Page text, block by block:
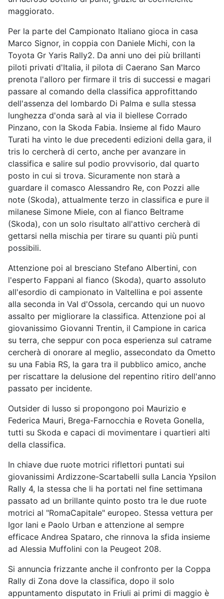
maggiorato.
Per la parte del Campionato Italiano gioca in casa
Marco Signor, in coppia con Daniele Michi, con la
Toyota Gr Yaris Rally2. Da anni uno dei più brillanti
piloti privati d'Italia, il pilota di Caerano San Marco
prenota l'alloro per firmare il tris di successi e magari
passare al comando della classifica approfittando
dell'assenza del lombardo Di Palma e sulla stessa
lunghezza d'onda sarà al via il biellese Corrado
Pinzano, con la Skoda Fabia. Insieme al fido Mauro
Turati ha vinto le due precedenti edizioni della gara, il
tris lo cercherà di certo, anche per avanzare in
classifica e salire sul podio provvisorio, dal quarto
posto in cui si trova. Sicuramente non starà a
guardare il comasco Alessandro Re, con Pozzi alle
note (Skoda), attualmente terzo in classifica e pure il
milanese Simone Miele, con al fianco Beltrame
(Skoda), con un solo risultato all'attivo cercherà di
gettarsi nella mischia per tirare su quanti più punti
possibili.
Attenzione poi al bresciano Stefano Albertini, con
l'esperto Fappani al fianco (Skoda), quarto assoluto
all'esordio di campionato in Valtellina e poi assente
alla seconda in Val d'Ossola, cercando qui un nuovo
assalto per migliorare la classifica. Attenzione poi al
giovanissimo Giovanni Trentin, il Campione in carica
su terra, che seppur con poca esperienza sul catrame
cercherà di onorare al meglio, assecondato da Ometto
su una Fabia RS, la gara tra il pubblico amico, anche
per riscattare la delusione del repentino ritiro dell'anno
passato per incidente.
Outsider di lusso si propongono poi Maurizio e
Federica Mauri, Brega-Farnocchia e Roveta Gonella,
tutti su Skoda e capaci di movimentare i quartieri alti
della classifica.
In chiave due ruote motrici riflettori puntati sui
giovanissimi Ardizzone-Scartabelli sulla Lancia Ypsilon
Rally 4, la stessa che li ha portati nel fine settimana
passato ad un brillante quinto posto tra le due ruote
motrici al "RomaCapitale" europeo. Stessa vettura per
Igor Iani e Paolo Urban e attenzione al sempre
efficace Andrea Spataro, che rinnova la sfida insieme
ad Alessia Muffolini con la Peugeot 208.
Si annuncia frizzante anche il confronto per la Coppa
Rally di Zona dove la classifica, dopo il solo
appuntamento disputato in Friuli ai primi di maggio è